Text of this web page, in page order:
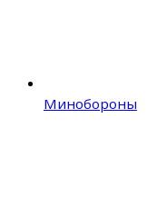
Минобороны